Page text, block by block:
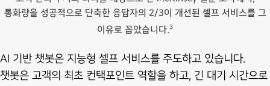
통화량을 성공적으로 단축한 응답자의 2/3이 개선된 셀프 서비스를 그
이유로 꼽았습니다.3
AI 기반 챗봇은 지능형 셀프 서비스를 주도하고 있습니다.
챗봇은 고객의 최초 컨택포인트 역할을 하고, 긴 대기 시간으로